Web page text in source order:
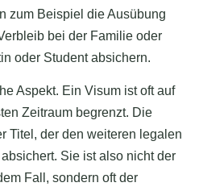
zum Beispiel die Ausübung
bei der Familie oder
oder Student absichern.
Aspekt. Ein Visum ist oft auf
Zeitraum begrenzt. Die
Titel, der den weiteren legalen
Sie ist also nicht der
Fall, sondern oft der